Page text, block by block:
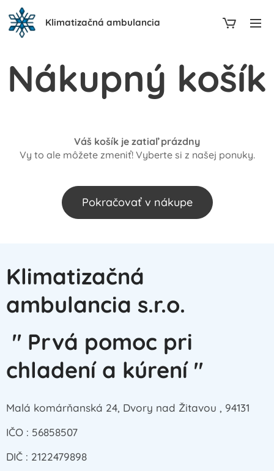
Klimatizačná ambulancia
Nákupný košík
Váš košík je zatiaľ prázdny
Vy to ale môžete zmeniť! Vyberte si z našej ponuky.
Pokračovať v nákupe
Klimatizačná
ambulancia s.r.o.
" Prvá pomoc pri
chladení a kúrení "
Malá komárňanská 24, Dvory nad Žitavou , 94131
IČO : 56858507
DIČ : 2122479898